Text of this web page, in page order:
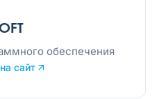
обеспечения
сайт